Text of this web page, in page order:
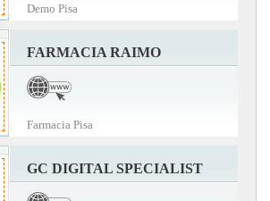
Demo Pisa
FARMACIA RAIMO
Farmacia Pisa
GC DIGITAL SPECIALIST